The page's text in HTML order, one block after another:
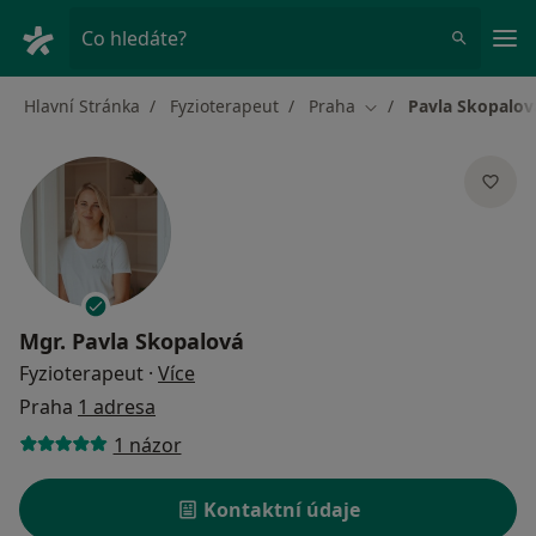
Co hledáte?
Hlavní Stránka Fyzioterapeut Praha Změna města
Pavla
Mgr. Pavla Skopalová
Fyzioterapeut · Více
Praha 1 adresa
1 názor
Kontaktní údaje